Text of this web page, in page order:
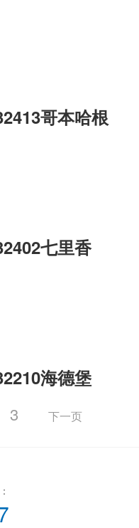
哥本哈根
七里香
海德堡
3 下一页